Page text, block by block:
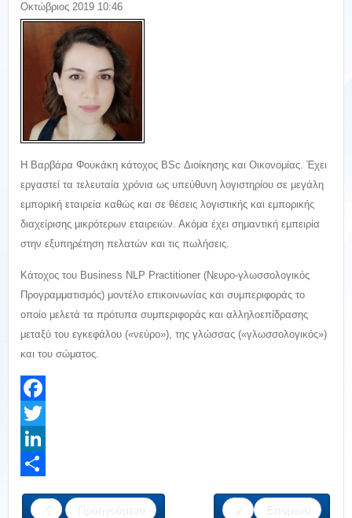
Οκτώβριος 2019 10:46
Η Βαρβάρα Φουκάκη κάτοχος BSc Διοίκησης και Οικονομίας. Έχει
εργαστεί τα τελευταία χρόνια ως υπεύθυνη λογιστηρίου σε μεγάλη
εμπορική εταιρεία καθώς και σε θέσεις λογιστικής και εμπορικής
διαχείρισης μικρότερων εταιρειών. Ακόμα έχει σημαντική εμπειρία
στην εξυπηρέτηση πελατών και τις πωλήσεις.
Κάτοχος του Business NLP Practitioner (Νευρο-γλωσσολογικός
Προγραμματισμός) μοντέλο επικοινωνίας και συμπεριφοράς το
οποίο μελετά τα πρότυπα συμπεριφοράς και αλληλοεπίδρασης
μεταξύ του εγκεφάλου («νεύρο»), της γλώσσας («γλωσσολογικός»)
και του σώματος.
Facebook
Twitter
LinkedIn
Προηγούμενο
Επόμενο